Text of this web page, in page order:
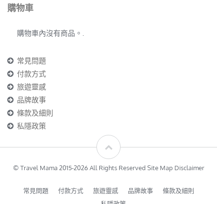
購物車
購物車內沒有商品。.
常見問題
付款方式
旅遊靈感
品牌故事
條款及細則
私隱政策
© Travel Mama 2015-2026 All Rights Reserved Site Map Disclaimer
常見問題 付款方式 旅遊靈感 品牌故事
條款及細則